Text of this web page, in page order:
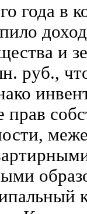
года в
и
руб.,
прав